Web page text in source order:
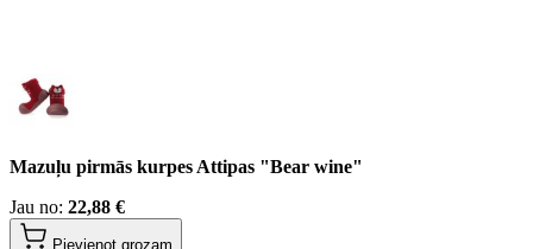
Mazuļu pirmās kurpes Attipas "Bear wine"
Jau no: 22,88 €
Pievienot grozam